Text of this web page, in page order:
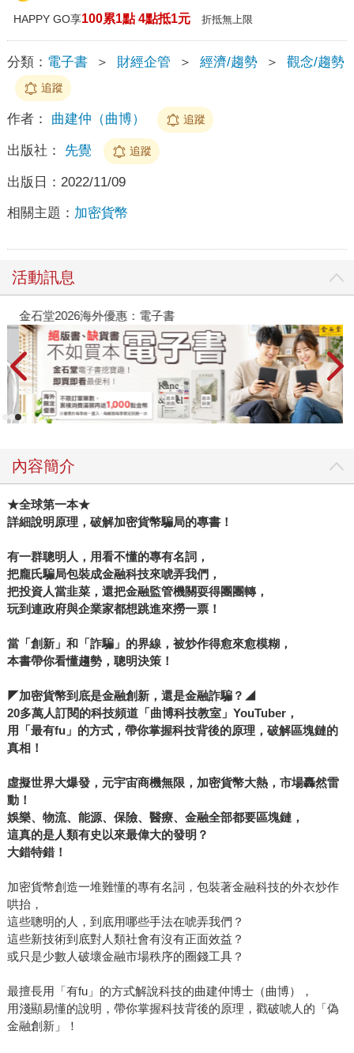
HAPPY GO享100累1點 4點抵1元 折抵無上限
分類： 電子書 ＞ 財經企管 ＞ 經濟/趨勢 ＞ 觀念/趨勢
追蹤
作者： 曲建仲（曲博） 追蹤
出版社： 先覺 追蹤
出版日： 2022/11/09
相關主題： 加密貨幣
活動訊息
金石堂2026海外優惠：電子書
內容簡介
★全球第一本★
詳細說明原理，破解加密貨幣騙局的專書！
有一群聰明人，用看不懂的專有名詞，
把龐氏騙局包裝成金融科技來唬弄我們，
把投資人當韭菜，還把金融監管機關耍得團團轉，
玩到連政府與企業家都想跳進來撈一票！
當「創新」和「詐騙」的界線，被炒作得愈來愈模糊，
本書帶你看懂趨勢，聰明決策！
◤加密貨幣到底是金融創新，還是金融詐騙？ ◢
20多萬人訂閱的科技頻道「曲博科技教室」 YouTuber，
用「最有fu」的方式，帶你掌握科技背後的原理，破解區塊鏈的
真相 ！
虛擬世界大爆發，元宇宙商機無限，加密貨幣大熱，市場轟然雷
動！
娛樂、物流、能源、保險、醫療、金融全部都要區塊鏈，
這真的是人類有史以來最偉大的發明？
大錯特錯！
加密貨幣創造一堆難懂的專有名詞，包裝著金融科技的外衣炒作
哄抬，
這些聰明的人，到底用哪些手法在唬弄我們？
這些新技術到底對人類社會有沒有正面效益？
或只是少數人破壞金融市場秩序的圈錢工具？
最擅長用「有fu」的方式解說科技的曲建仲博士（曲博），
用淺顯易懂的說明，帶你掌握科技背後的原理，戳破唬人的「偽
金融創新」！